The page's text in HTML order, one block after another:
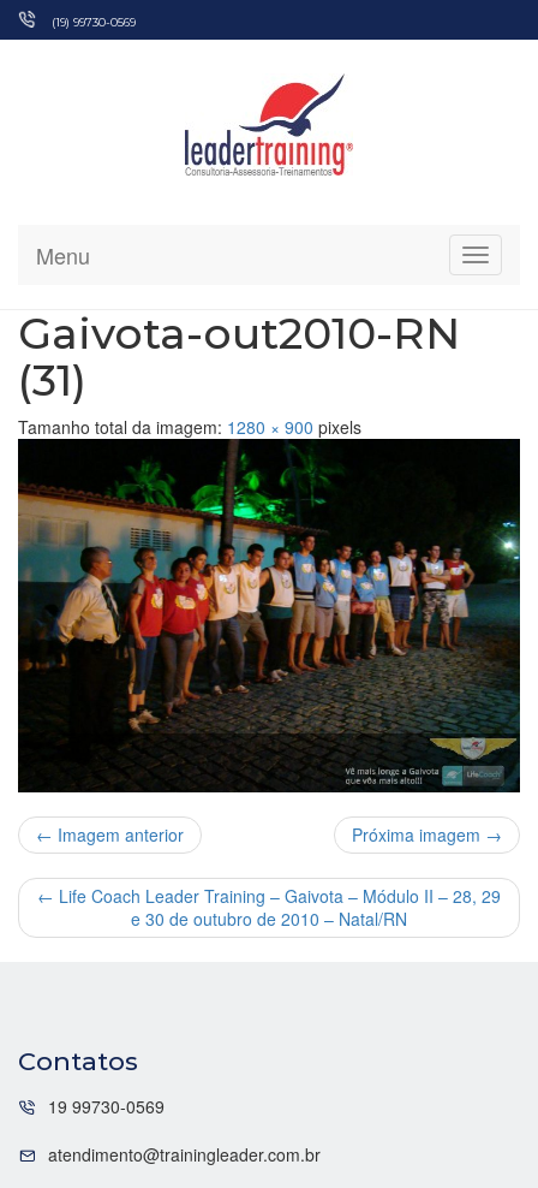
Pular
(19) 99730-0569
Menu
Gaivota-out2010-RN
(31)
Tamanho total da imagem: 1280 × 900 pixels
← Imagem anterior Próxima imagem →
← Life Coach Leader Training – Gaivota – Módulo II – 28, 29
e 30 de outubro de 2010 – Natal/RN
Contatos
19 99730-0569
atendimento@trainingleader.com.br